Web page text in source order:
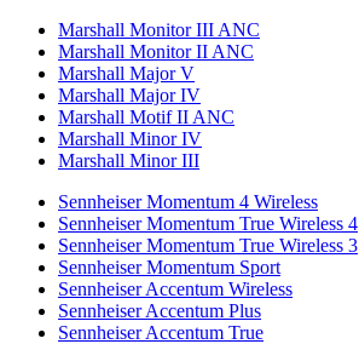
Marshall Monitor III ANC
Marshall Monitor II ANC
Marshall Major V
Marshall Major IV
Marshall Motif II ANC
Marshall Minor IV
Marshall Minor III
Sennheiser Momentum 4 Wireless
Sennheiser Momentum True Wireless 4
Sennheiser Momentum True Wireless 3
Sennheiser Momentum Sport
Sennheiser Accentum Wireless
Sennheiser Accentum Plus
Sennheiser Accentum True